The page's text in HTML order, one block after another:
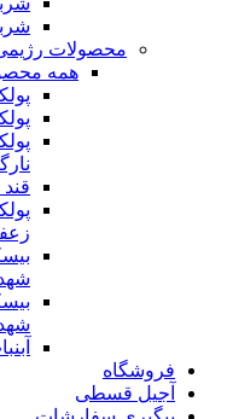
محصولات
همه
فروشگاه
آجیل قسطی